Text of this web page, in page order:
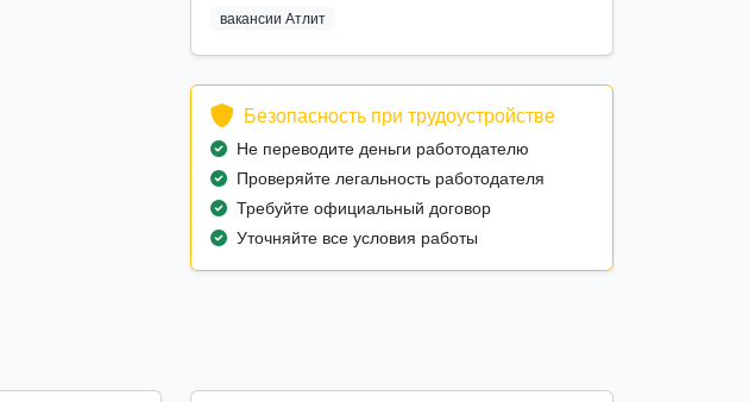
вакансии Атлит
Безопасность при трудоустройстве
Не переводите деньги работодателю
Проверяйте легальность работодателя
Требуйте официальный договор
Уточняйте все условия работы